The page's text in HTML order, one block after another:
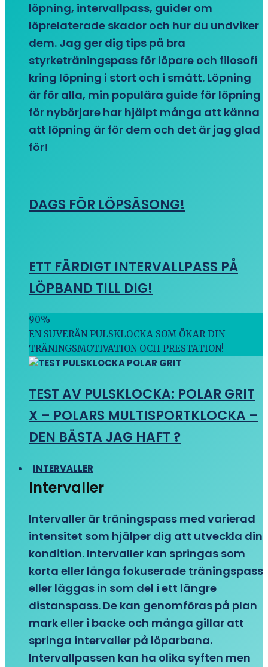
löpning, intervallpass, guider om
löprelaterade skador och hur du undviker
dem. Jag ger dig tips på bra
styrketräningspass för löpare och filosofi
kring löpning i stort och i smått. Löpning
är för alla, min populära guide för löpning
för nybörjare har hjälpt många att känna
att löpning är för dem och det är jag glad
för!
DAGS FÖR LÖPSÄSONG!
ETT FÄRDIGT INTERVALLPASS PÅ
LÖPBAND TILL DIG!
90%
EN SUVERÄN PULSKLOCKA SOM ÖKAR DIN
TRÄNINGSMOTIVATION OCH PRESTATION!
TEST AV PULSKLOCKA: POLAR GRIT
X – POLARS MULTISPORTKLOCKA –
DEN BÄSTA JAG HAFT ?
INTERVALLER
Intervaller
Intervaller är träningspass med varierad
intensitet som hjälper dig att utveckla din
kondition. Intervaller kan springas som
korta eller långa fokuserade träningspass
eller läggas in som del i ett längre
distanspass. De kan genomföras på plan
mark eller i backe och många gillar att
springa intervaller på löparbana.
Intervallpassen kan ha olika syften men